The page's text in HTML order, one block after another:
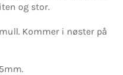
og stor.
Kommer i nøster på